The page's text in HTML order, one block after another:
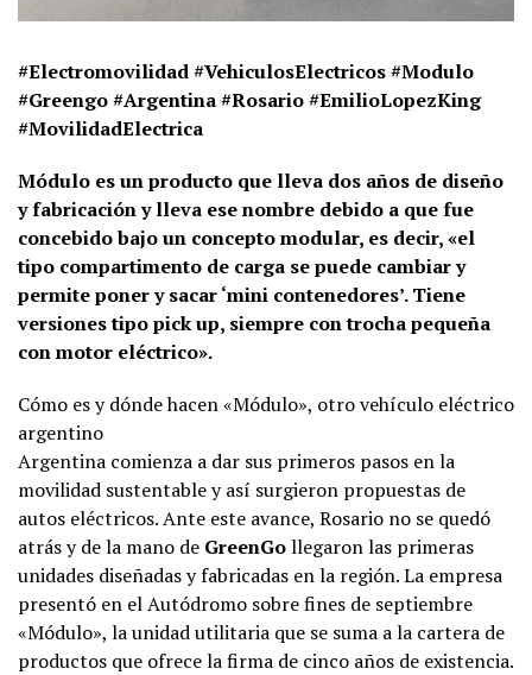
#Electromovilidad #VehiculosElectricos #Modulo
#Greengo #Argentina #Rosario #EmilioLopezKing
#MovilidadElectrica
Módulo es un producto que lleva dos años de diseño
y fabricación y lleva ese nombre debido a que fue
concebido bajo un concepto modular, es decir, «el
tipo compartimento de carga se puede cambiar y
permite poner y sacar ‘mini contenedores’. Tiene
versiones tipo pick up, siempre con trocha pequeña
con motor eléctrico».
Cómo es y dónde hacen «Módulo», otro vehículo eléctrico
argentino
Argentina comienza a dar sus primeros pasos en la
movilidad sustentable y así surgieron propuestas de
autos eléctricos. Ante este avance, Rosario no se quedó
atrás y de la mano de GreenGollegaron las primeras
unidades diseñadas y fabricadas en la región. La empresa
presentó en el Autódromo sobre fines de septiembre
«Módulo», la unidad utilitaria que se suma a la cartera de
productos que ofrece la firma de cinco años de existencia.